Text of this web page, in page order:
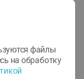
файлы
на обработку